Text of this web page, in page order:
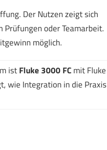
Der Nutzen zeigt sich
Prüfungen oder Teamarbeit.
möglich.
istFluke 3000 FCmit Fluke
wie Integration in die Praxis